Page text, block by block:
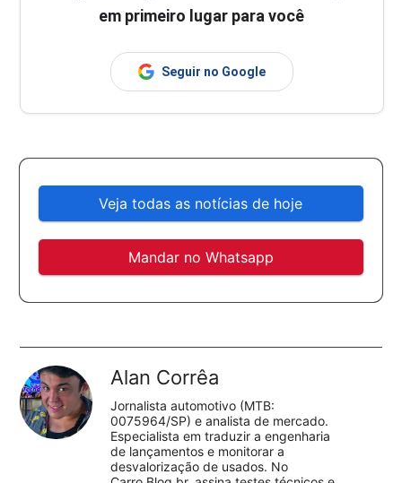
em primeiro lugar para você
Seguir no Google
Veja todas as notícias de hoje
Mandar no Whatsapp
Alan Corrêa
Jornalista automotivo (MTB:
0075964/SP) e analista de mercado.
Especialista em traduzir a engenharia
de lançamentos e monitorar a
desvalorização de usados. No